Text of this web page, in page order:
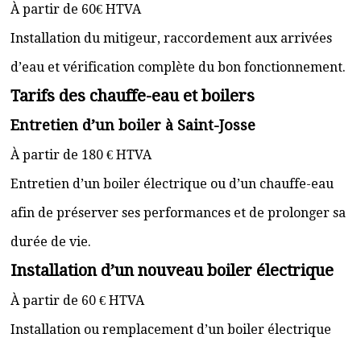
À partir de 60€ HTVA
Installation du mitigeur, raccordement aux arrivées
d’eau et vérification complète du bon fonctionnement.
Tarifs des chauffe-eau et boilers
Entretien d’un boiler à Saint-Josse
À partir de 180 € HTVA
Entretien d’un boiler électrique ou d’un chauffe-eau
afin de préserver ses performances et de prolonger sa
durée de vie.
Installation d’un nouveau boiler électrique
À partir de 60 € HTVA
Installation ou remplacement d’un boiler électrique